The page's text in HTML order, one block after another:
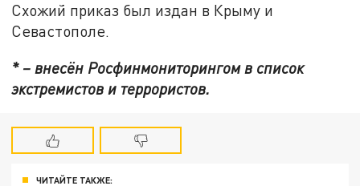
Схожий приказ был издан в Крыму и
Севастополе.
* – внесён Росфинмониторингом в список
экстремистов и террористов.
ЧИТАЙТЕ ТАКЖЕ: